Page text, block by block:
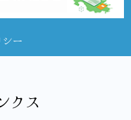
ー
クス